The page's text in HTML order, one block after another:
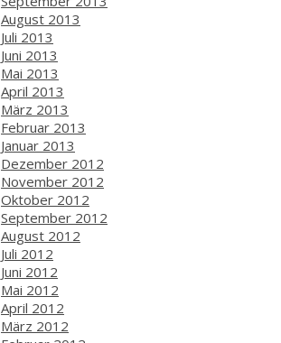
August 2013
Juli 2013
Juni 2013
Mai 2013
April 2013
März 2013
Februar 2013
Januar 2013
Dezember 2012
November 2012
Oktober 2012
September 2012
August 2012
Juli 2012
Juni 2012
Mai 2012
April 2012
März 2012